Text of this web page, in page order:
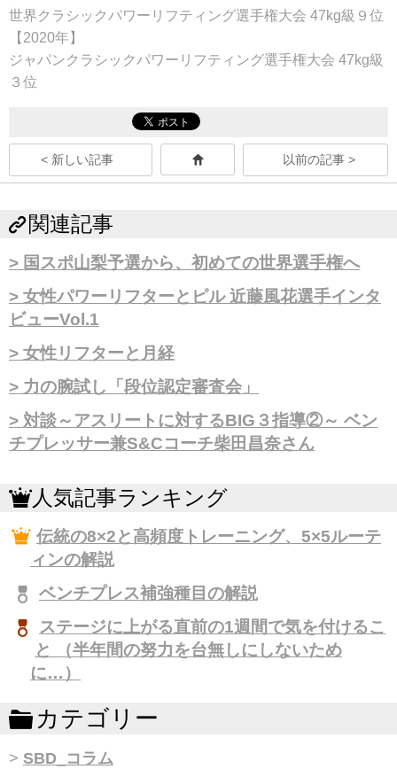
世界クラシックパワーリフティング選手権大会 47kg級９位
【2020年】
ジャパンクラシックパワーリフティング選手権大会 47kg級
３位
< 新しい記事 以前の記事 >
関連記事
国スポ山梨予選から、初めての世界選手権へ
女性パワーリフターとピル 近藤風花選手インタ
ビューVol.1
女性リフターと月経
力の腕試し「段位認定審査会」
対談～アスリートに対するBIG３指導②～ ベン
チプレッサー兼S&Cコーチ柴田昌奈さん
人気記事ランキング
伝統の8×2と高頻度トレーニング、5×5ルーテ
ィンの解説
ベンチプレス補強種目の解説
ステージに上がる直前の1週間で気を付けるこ
と （半年間の努力を台無しにしないため
に…）
カテゴリー
SBD_コラム